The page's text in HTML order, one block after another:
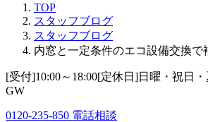
TOP
スタッフブログ
スタッフブログ
内窓と一定条件のエコ設備交換で
[受付]10:00～18:00[定休日]日曜・祝日
GW
0120-235-850 電話相談